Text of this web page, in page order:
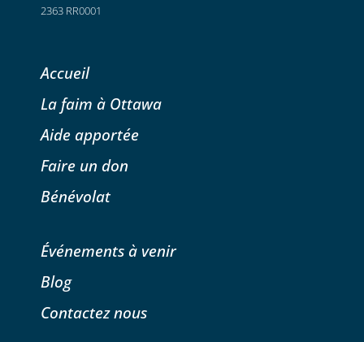
2363 RR0001
Accueil
La faim à Ottawa
Aide apportée
Faire un don
Bénévolat
Événements à venir
Blog
Contactez nous